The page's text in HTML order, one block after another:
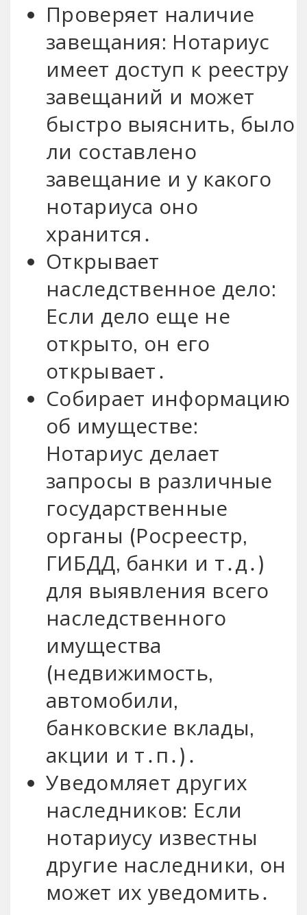
Проверяет наличие
завещания: Нотариус
имеет доступ к реестру
завещаний и может
быстро выяснить, было
ли составлено
завещание и у какого
нотариуса оно
хранится․
Открывает
наследственное дело:
Если дело еще не
открыто, он его
открывает․
Собирает информацию
об имуществе:
Нотариус делает
запросы в различные
государственные
органы (Росреестр,
ГИБДД, банки и т․д․)
для выявления всего
наследственного
имущества
(недвижимость,
автомобили,
банковские вклады,
акции и т․п․)․
Уведомляет других
наследников: Если
нотариусу известны
другие наследники, он
может их уведомить․